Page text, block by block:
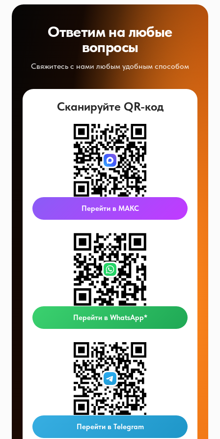
Ответим на любые
вопросы
Свяжитесь с нами любым удобным способом
Сканируйте QR-код
Перейти в МАКС
Перейти в WhatsApp*
Перейти в Telegram